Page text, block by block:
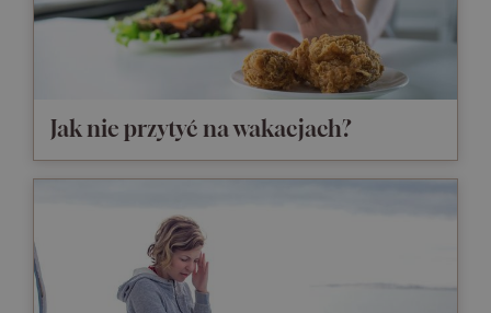
Jak nie przytyć na wakacjach?